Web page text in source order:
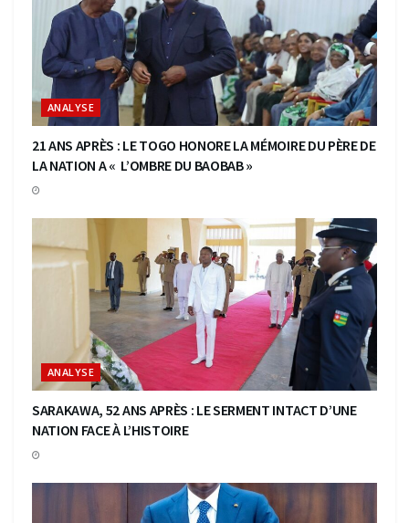
ANALYSE
21 ANS APRÈS : LE TOGO HONORE LA MÉMOIRE DU PÈRE DE
LA NATION A « L’OMBRE DU BAOBAB »
ANALYSE
SARAKAWA, 52 ANS APRÈS : LE SERMENT INTACT D’UNE
NATION FACE À L’HISTOIRE